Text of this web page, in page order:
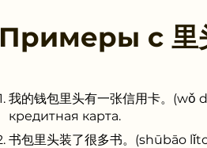
Примеры с 里
我的钱包里头有一张信用卡。
кредитная карта.
书包里头装了很多书。(shūbāo